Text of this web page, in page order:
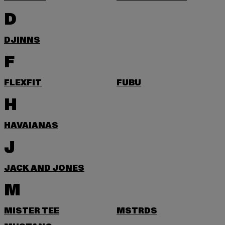
D
DJINNS
F
FLEXFIT FUBU
H
HAVAIANAS
J
JACK AND JONES
M
MISTER TEE
MSTRDS